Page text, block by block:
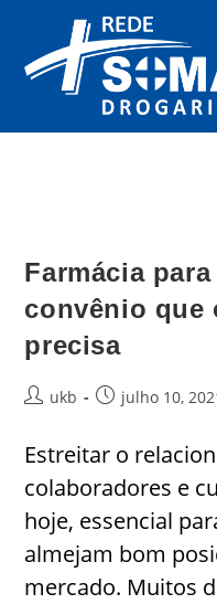
Farmácia
convênio que
precisa
ukb julho 10,
Estreitar o
colaboradores e
hoje, essencial
almejam bom
mercado. Muitos